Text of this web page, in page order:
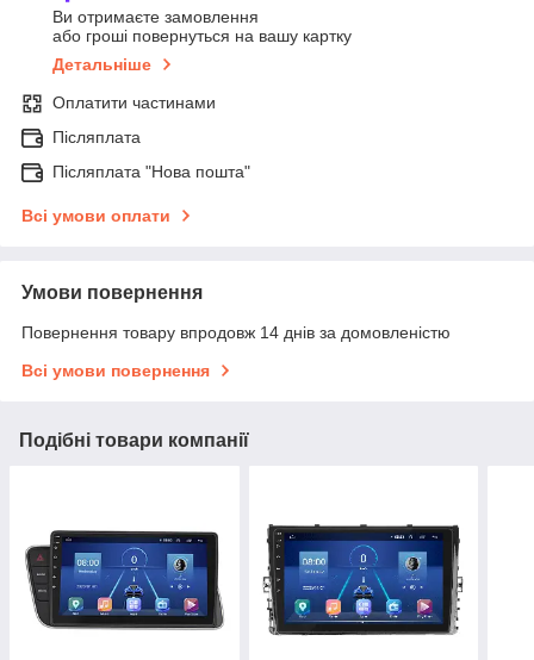
Ви отримаєте замовлення
або гроші повернуться на вашу картку
Детальніше
Оплатити частинами
Післяплата
Післяплата "Нова пошта"
Всі умови оплати
Умови повернення
Повернення товару впродовж 14 днів за домовленістю
Всі умови повернення
Подібні товари компанії